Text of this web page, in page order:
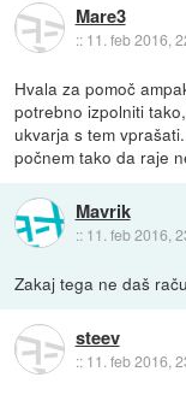
Mare3
:: 11. feb 2016,
Hvala za pomoč
potrebno izpolniti
ukvarja s tem
počnem tako da raje
Mavrik
:: 11. feb 2016,
Zakaj tega ne daš
steev
:: 11. feb 2016,